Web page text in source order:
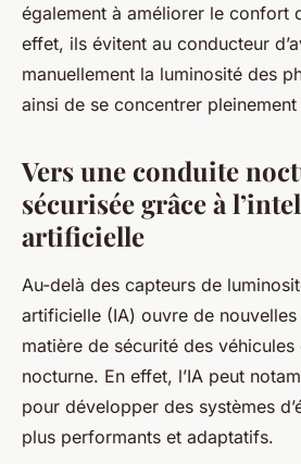
également à améliorer le confort
effet, ils évitent au conducteur
manuellement la luminosité des
ainsi de se concentrer
Vers une conduite
sécurisée grâce à
artificielle
Au-delà des capteurs de
artificielle (IA) ouvre de
matière de sécurité des
nocturne. En effet, l’IA peut
pour développer des systèmes
plus performants et adaptatifs.